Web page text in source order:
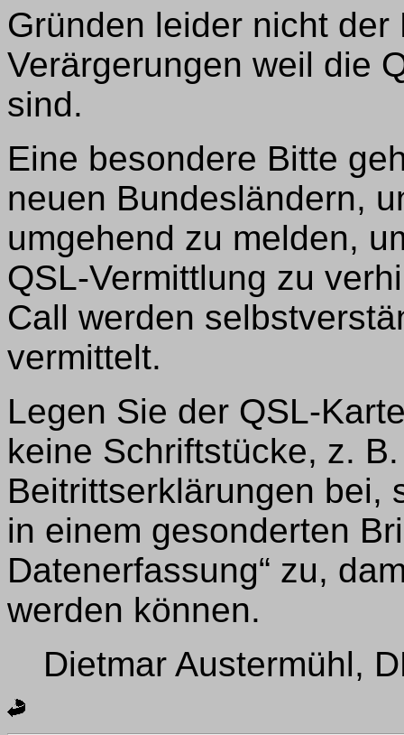
Gründen leider nicht
Verärgerungen weil die
sind.
Eine besondere Bitte
neuen Bundesländern,
umgehend zu melden,
QSL-Vermittlung zu
Call werden
vermittelt.
Legen Sie der QSL-
keine Schriftstücke, z.
Beitrittserklärungen bei,
in einem gesonderten
Datenerfassung“ zu,
werden können.
Dietmar Austermühl,